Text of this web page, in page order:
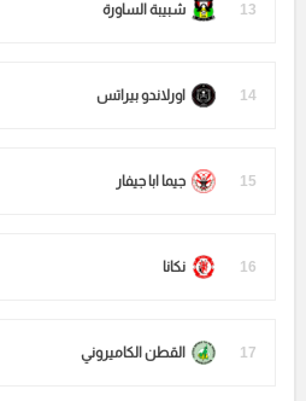
13 شبيبة الساورة
14 اورلاندو بيراتس
15 جيما ابا جيفار
16 نكانا
17 القطن الكاميروني